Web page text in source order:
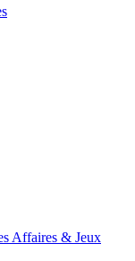
Affaires & Jeux